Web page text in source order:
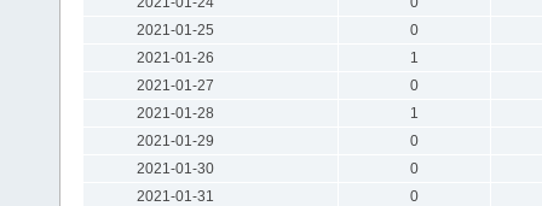
2021-01-25
0
2021-01-26
1
2021-01-27
0
2021-01-28
1
2021-01-29
0
2021-01-30
0
2021-01-31
0